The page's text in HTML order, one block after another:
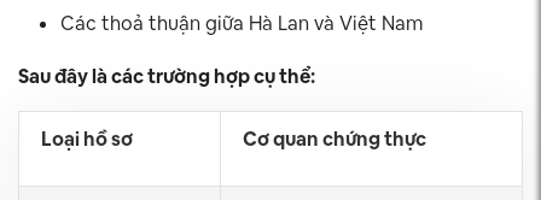
Các thoả thuận giữa Hà Lan và Việt Nam
Sau đây là các trường hợp cụ thể:
Loại hồ sơ Cơ quan chứng thực